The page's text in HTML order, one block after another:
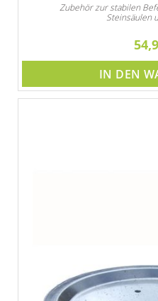
Zubehör zur stabilen
Steinsäulen
IN DEN